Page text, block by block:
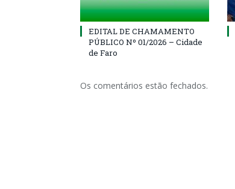
EDITAL DE CHAMAMENTO
PÚBLICO Nº 01/2026 – Cidade
de Faro
Os comentários estão fechados.